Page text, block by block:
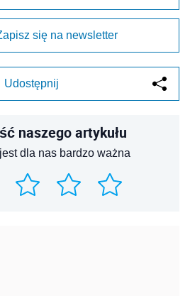
się na newsletter
Udostępnij
naszego artykułu
dla nas bardzo ważna